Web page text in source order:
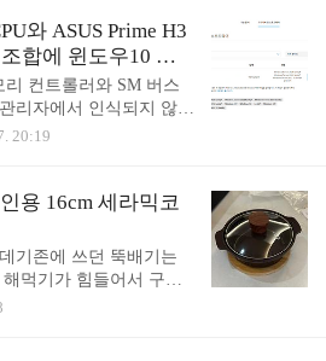
폰 16 프로가 199g이니
접하게 얇고 가볍습니
느껴집니다.실제로 손
대성도 훨씬 좋아진 점
면 저장 공간도 2배인
, 동영상, 업무 자료를부
환경에서 문서 작업, 인
지..
와 ASUS Prime H3
합에 윈도우10 설
안 되는 PCI 메모
컨트롤러 해결방법
리 컨트롤러와 SM 버스
리자에서 인식되지 않는
이 두 장치는 대부분 인
설치 후 해결되었습니
www/kr/ko/download/
칩셋 INF 유틸리티주로
틸리티 버전 10.1.2002
을 설치합니다. 이 파일
한 설명을 참조하십시
20:19
용 16cm 세라믹코
기존에 쓰던 뚝배기는
먹기가 힘들어서 구입
늄 뚝배기 본체와 스팀